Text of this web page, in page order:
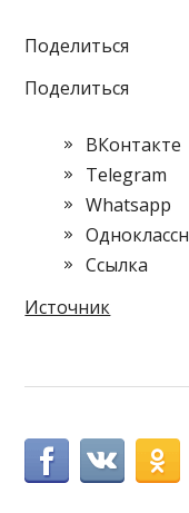
Поделиться
Поделиться
ВКонтакте
Telegram
Whatsapp
Cсылка
Источник